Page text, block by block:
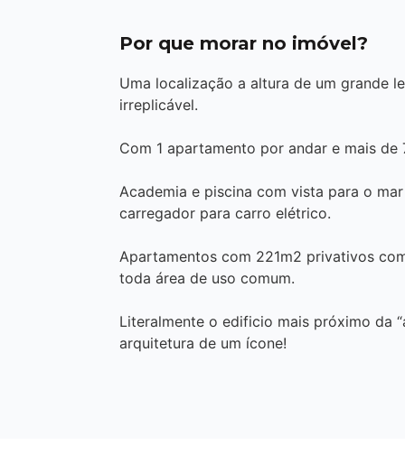
Por que morar no imóvel?
Uma localização a altura de um grande
irreplicável.
Com 1 apartamento por andar e mais
Academia e piscina com vista para o
carregador para carro elétrico.
Apartamentos com 221m2 privativos
toda área de uso comum.
Literalmente o edificio mais próximo da
arquitetura de um ícone!